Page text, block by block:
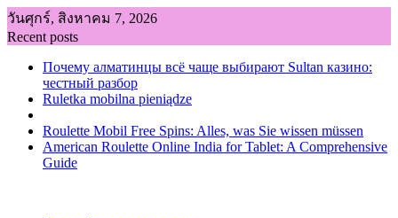
Skip
to
content
วันศุกร์, สิงหาคม 7, 2026
Recent posts
Почему алматинцы всё чаще выбирают Sultan казино:
честный разбор
Ruletka mobilna pieniądze
Roulette Mobil Free Spins: Alles, was Sie wissen müssen
American Roulette Online India for Tablet: A Comprehensive
Guide